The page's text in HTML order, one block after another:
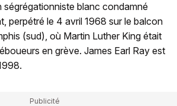
ségrégationniste blanc condamné
perpétré le 4 avril 1968 sur le balcon
(sud), où Martin Luther King était
en grève. James Earl Ray est